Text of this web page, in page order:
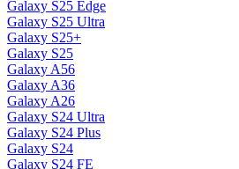
Galaxy S25 Edge
Galaxy S25 Ultra
Galaxy S25+
Galaxy S25
Galaxy A56
Galaxy A36
Galaxy A26
Galaxy S24 Ultra
Galaxy S24 Plus
Galaxy S24
Galaxy S24 FE